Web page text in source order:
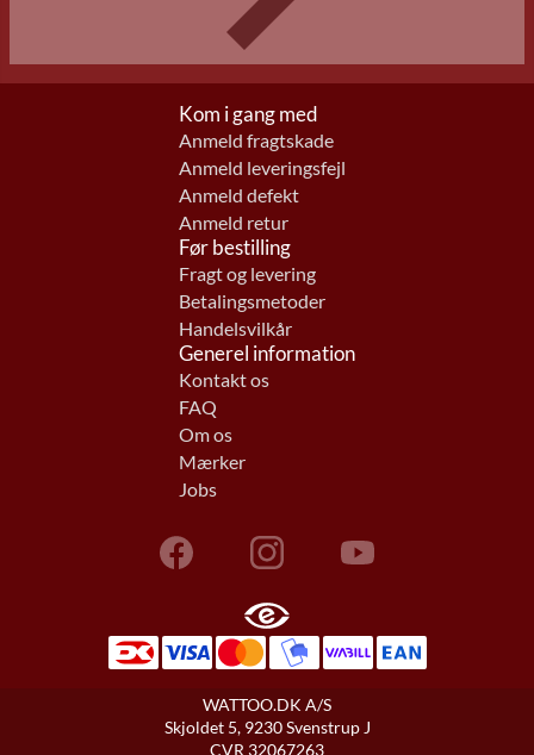
Kom i gang med
Anmeld fragtskade
Anmeld leveringsfejl
Anmeld defekt
Anmeld retur
Før bestilling
Fragt og levering
Betalingsmetoder
Handelsvilkår
Generel information
Kontakt os
FAQ
Om os
Mærker
Jobs
WATTOO.DK A/S
Skjoldet 5, 9230 Svenstrup J
CVR 32067263